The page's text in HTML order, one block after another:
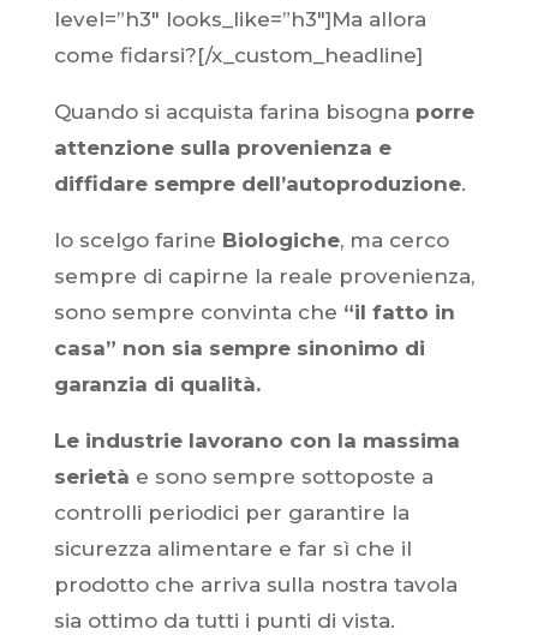
level=”h3″ looks_like=”h3″]Ma allora
come fidarsi?[/x_custom_headline]
Quando si acquista farina bisogna porre
attenzione sulla provenienza e
diffidare sempre dell’autoproduzione.
Io scelgo farine Biologiche, ma cerco
sempre di capirne la reale provenienza,
sono sempre convinta che “il fatto in
casa” non sia sempre sinonimo di
garanzia di qualità.
Le industrie lavorano con la massima
serietà e sono sempre sottoposte a
controlli periodici per garantire la
sicurezza alimentare e far sì che il
prodotto che arriva sulla nostra tavola
sia ottimo da tutti i punti di vista.